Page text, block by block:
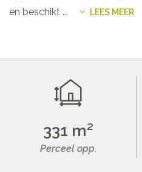
en beschikt ... LEES MEER
331 m²
Perceel opp.